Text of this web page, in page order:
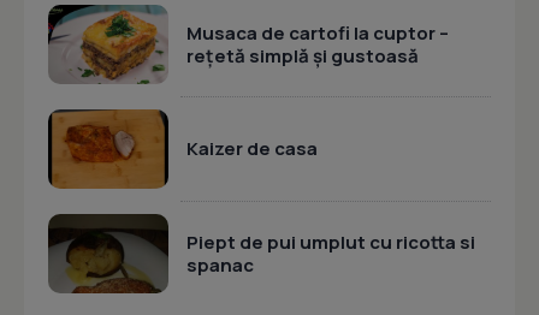
Musaca de cartofi la cuptor –
rețetă simplă și gustoasă
Kaizer de casa
Piept de pui umplut cu ricotta si
spanac